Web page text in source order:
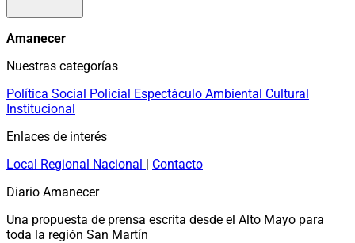
Amanecer
Nuestras categorías
Política Social Policial Espectáculo Ambiental Cultural
Institucional
Enlaces de interés
Local Regional Nacional | Contacto
Diario Amanecer
Una propuesta de prensa escrita desde el Alto Mayo para
toda la región San Martín